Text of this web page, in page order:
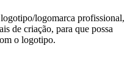
logomarca profissional,
de criação, para que possa
o logotipo.